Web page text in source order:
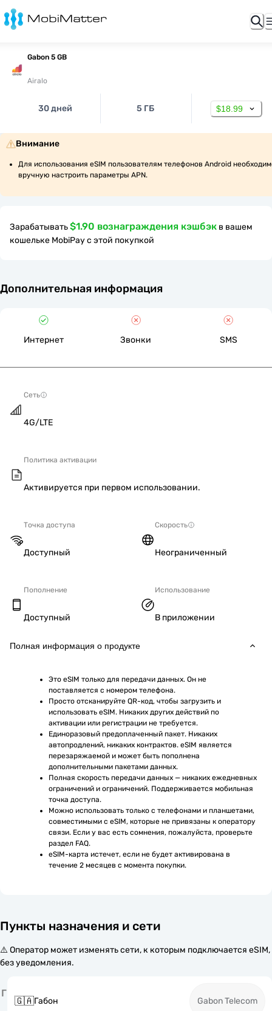
Gabon 5 GB
Airalo
30 дней 5 ГБ $18.99
Внимание
Для использования eSIM пользователям телефонов Android
вручную настроить параметры APN.
Зарабатывать$1.90 вознаграждения кэшбэк в вашем
кошельке MobiPay с этой покупкой
Дополнительная информация
Интернет Звонки SMS
Сеть
4G/LTE
Политика активации
Активируется при первом использовании.
Точка доступа
Доступный
Скорость
Неограниченный
Пополнение
Доступный
Использование
В приложении
Полная информация о продукте
Это eSIM только для передачи данных. Он не
поставляется с номером телефона.
Просто отсканируйте QR-код, чтобы загрузить и
использовать eSIM. Никаких других действий по
активации или регистрации не требуется.
Единоразовый предоплаченный пакет. Никаких
автопродлений, никаких контрактов. eSIM является
перезаряжаемой и может быть пополнена
дополнительными пакетами данных.
Полная скорость передачи данных — никаких ежедневных
ограничений и ограничений. Поддерживается мобильная
точка доступа.
Можно использовать только с телефонами и планшетами,
совместимыми с eSIM, которые не привязаны к оператору
связи. Если у вас есть сомнения, пожалуйста, проверьте
раздел FAQ.
eSIM-карта истечет, если не будет активирована в
течение 2 месяцев с момента покупки.
Пункты назначения и сети
⚠️ Оператор может изменять сети, к которым подключается eSIM,
без уведомления.
Г
🇬🇦Габон Gabon Telecom